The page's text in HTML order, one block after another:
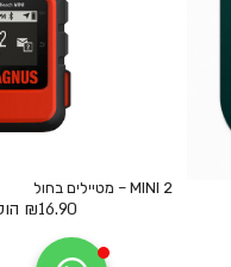
MINI 2 – מטיילים בחול
₪16.90